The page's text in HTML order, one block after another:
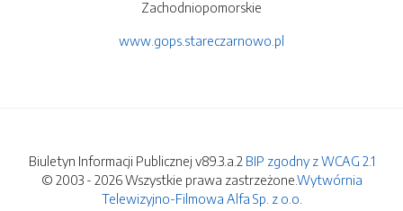
Zachodniopomorskie
www.gops.stareczarnowo.pl
Biuletyn Informacji Publicznej v89.3.a.2 BIP zgodny z WCAG 2.1
© 2003 - 2026 Wszystkie prawa zastrzeżone.Wytwórnia
Telewizyjno-Filmowa Alfa Sp. z o.o.